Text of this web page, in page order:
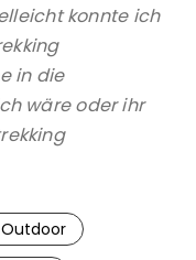
konnte ich
in die
wäre oder ihr
Outdoor